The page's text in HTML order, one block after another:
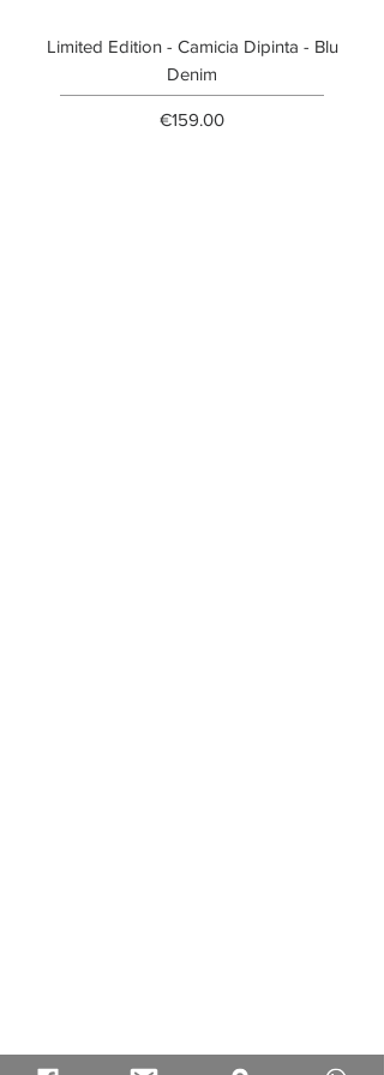
Limited Edition - Camicia Dipinta - Blu
Denim
Price
€159.00